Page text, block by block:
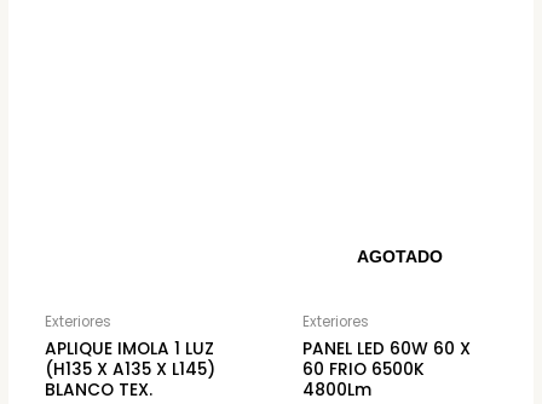
Exteriores
APLIQUE IMOLA 1 LUZ
(H135 X A135 X L145)
BLANCO TEX.
AGOTADO
Exteriores
PANEL LED 60W 60 X
60 FRIO 6500K
4800Lm